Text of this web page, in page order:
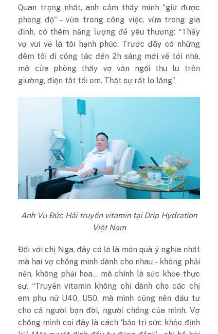
Quan trọng nhất, anh cảm thấy mình “giữ được
phong độ” – vừa trong công việc, vừa trong gia
đình, có thêm năng lượng để yêu thương: “Thấy
vợ vui vẻ là tôi hạnh phúc. Trước đây có những
đêm tôi đi công tác đến 2h sáng mới về tới nhà,
mở cửa phòng thấy vợ vẫn ngồi thu lu trên
giường, điện tắt tối om. Thật sự rất lo lắng”.
Anh Vũ Đức Hải truyền vitamin tại Drip Hydration
Việt Nam
Đối với chị Nga, đây có lẽ là món quà ý nghĩa nhất
mà hai vợ chồng mình dành cho nhau – không phải
nến, không phải hoa… mà chính là sức khỏe thực
sự. “Truyền vitamin không chỉ dành cho các chị
em phụ nữ U40, U50, mà mình cũng nên đầu tư
cho cả người bạn đời, người chồng của mình. Vợ
chồng mình coi đây là cách ‘bảo trì sức khỏe định